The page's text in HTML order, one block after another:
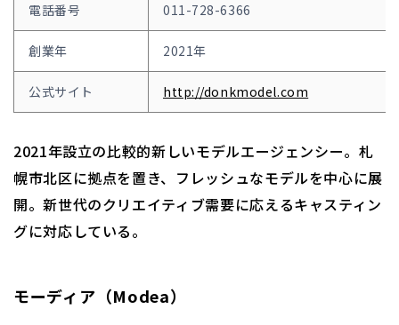
電話番号 011-728-6366
創業年 2021年
公式サイト http://donkmodel.com
2021年設立の比較的新しいモデルエージェンシー。札
幌市北区に拠点を置き、フレッシュなモデルを中心に展
開。新世代のクリエイティブ需要に応えるキャスティン
グに対応している。
モーディア（Modea）